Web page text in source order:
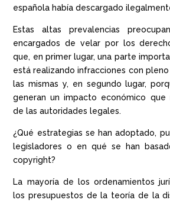
española había descargado
Estas altas prevalencias
encargados de velar por los
que, en primer lugar, una parte
está realizando infracciones con
las mismas y, en segundo lugar,
generan un impacto económico
de las autoridades legales.
¿Qué estrategias se han adoptado,
legisladores o en qué se han
copyright?
La mayoría de los ordenamientos
los presupuestos de la teoría de la